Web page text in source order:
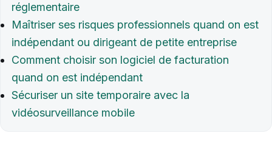
réglementaire
Maîtriser ses risques professionnels quand on est
indépendant ou dirigeant de petite entreprise
Comment choisir son logiciel de facturation
quand on est indépendant
Sécuriser un site temporaire avec la
vidéosurveillance mobile